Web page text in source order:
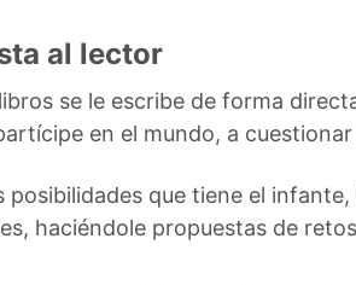
al lector
se le escribe de forma
en el mundo, a
posibilidades que tiene el
haciéndole propuestas de